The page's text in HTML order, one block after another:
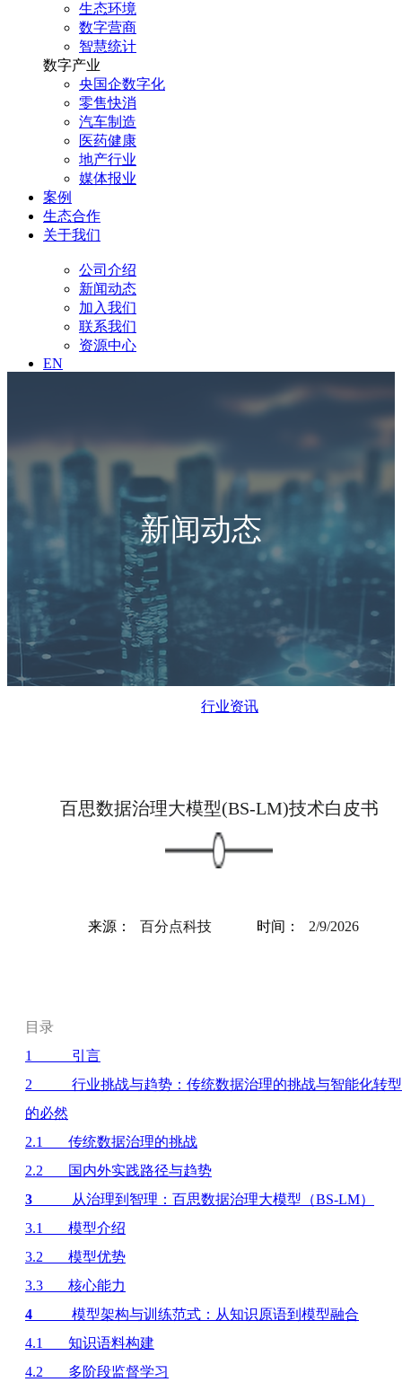
生态环境
数字营商
智慧统计
数字产业
央国企数字化
零售快消
汽车制造
医药健康
地产行业
媒体报业
案例
生态合作
关于我们
公司介绍
新闻动态
加入我们
联系我们
资源中心
EN
新闻动态
行业资讯
百思数据治理大模型(BS-LM)技术白皮书
来源： 百分点科技 时间： 2/9/2026
目录
1
引言
2
行业挑战与趋势：传统数据治理的挑战与智能化转型
的必然
2.1
传统数据治理的挑战
2.2
国内外实践路径与趋势
3
从治理到智理：百思数据治理大模型（BS-LM）
3.1
模型介绍
3.2
模型优势
3.3
核心能力
4
模型架构与训练范式：从知识原语到模型融合
4.1
知识语料构建
4.2
多阶段监督学习